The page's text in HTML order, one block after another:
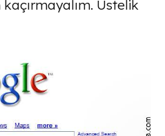
Üstelik